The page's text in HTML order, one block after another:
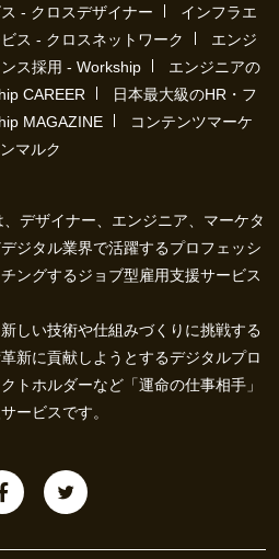
- クロスデザイナー
インフラエ
ス - クロスネットワーク
エンジ
ス採用 - Workship
エンジニアの
CAREER
日本最大級のHR・フ
MAGAZINE
コンテンツマーケ
マルク
デザイナー、エンジニア、マーケタ
ジタル業界で活躍するプロフェッシ
ングするジョブ型雇用支援サービス
しい技術や仕組みづくりに挑戦する
新に貢献しようとするデジタルプロ
トホルダーなど「運命の仕事相手」
ービスです。